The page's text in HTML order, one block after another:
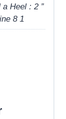
a Heel : 2 ”
8 1